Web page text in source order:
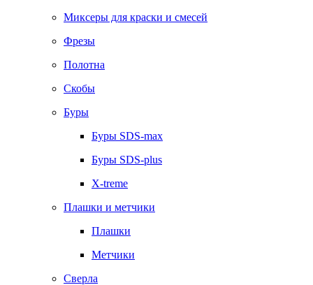
Миксеры для краски и смесей
Фрезы
Полотна
Скобы
Буры
Буры SDS-max
Буры SDS-plus
X-treme
Плашки и метчики
Плашки
Метчики
Сверла